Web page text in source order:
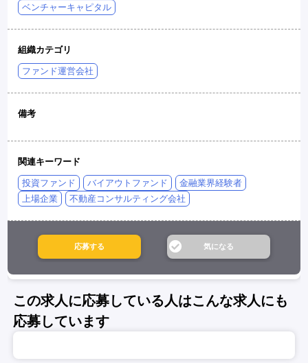
ベンチャーキャピタル
組織カテゴリ
ファンド運営会社
備考
関連キーワード
投資ファンド バイアウトファンド
金融業界経験者
上場企業
不動産コンサルティング会社
この求人に応募している人はこんな求人にも
応募しています